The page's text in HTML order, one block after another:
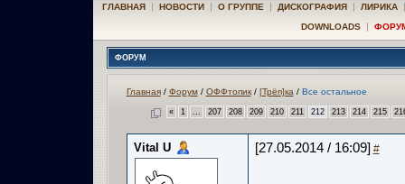
ГЛАВНАЯ | НОВОСТИ | О ГРУППЕ | ДИСКОГРАФИЯ | ЛИРИКА
DOWNLOADS |
ФОРУМ
Главная/ Форум/ ОФФтопик/ [Трёп]ка / Все остальное
« 1 ... 207 208 209 210 211 212 213 214 215
Vital U [27.05.2014 / 16:09] #